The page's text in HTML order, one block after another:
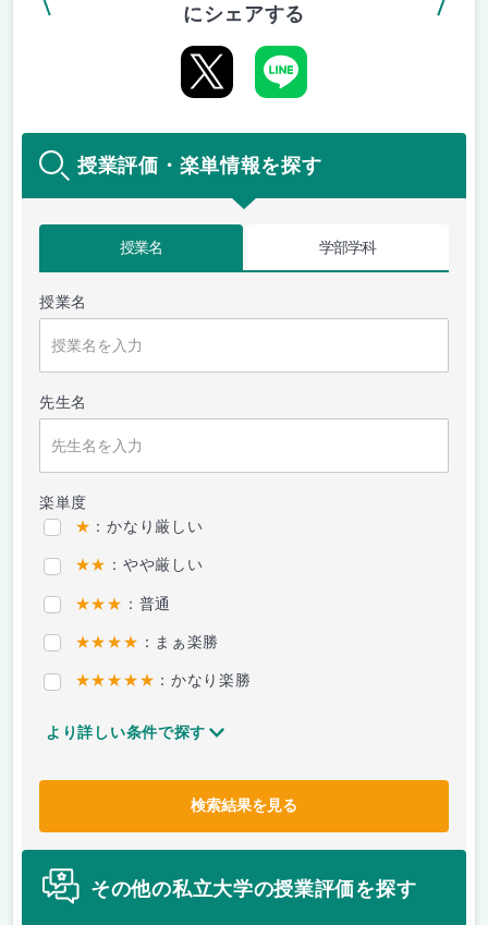
にシェアする
授業評価・楽単情報を探す
授業名 学部学科
授業名
先生名
楽単度
★ ：かなり厳しい
★★ ：やや厳しい
★★★ ：普通
★★★★ ：まぁ楽勝
★★★★★ ：かなり楽勝
より詳しい条件で探す
検索結果を見る
その他の私立大学の授業評価を探す